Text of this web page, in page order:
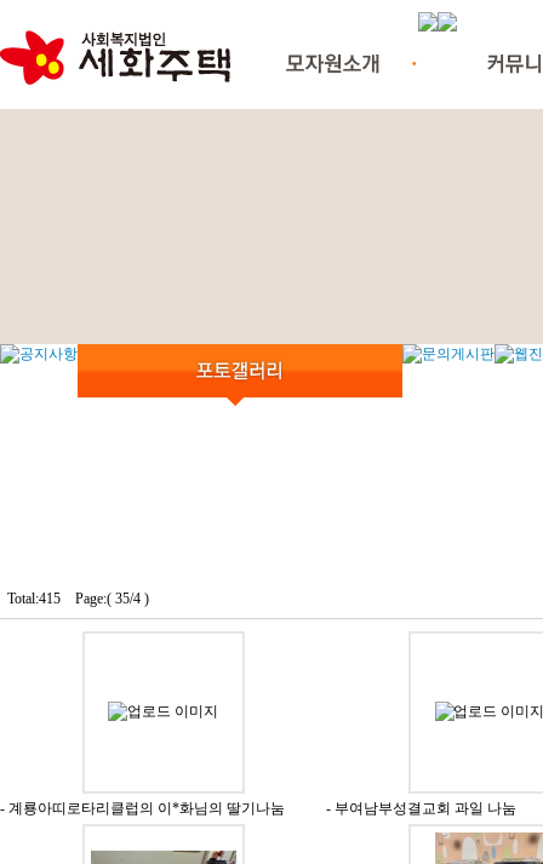
Total:415 Page:( 35/4 )
- 계룡아띠로타리클럽의 이*화님의 딸기나눔 - 부여남부성결교회 과일 나눔